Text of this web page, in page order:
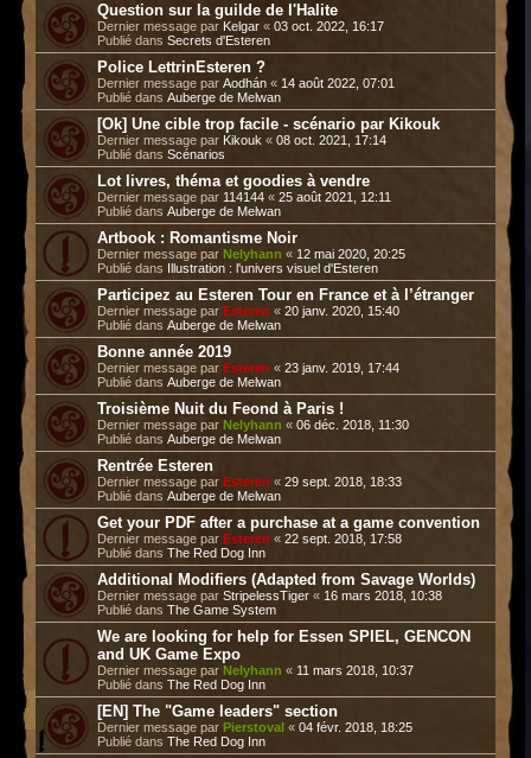
Question sur la guilde de l'Halite
Dernier message par Kelgar « 03 oct. 2022, 16:17
Publié dans Secrets d'Esteren
Police LettrinEsteren ?
Dernier message par Aodhán « 14 août 2022, 07:01
Publié dans Auberge de Melwan
[Ok] Une cible trop facile - scénario par Kikouk
Dernier message par Kikouk « 08 oct. 2021, 17:14
Publié dans Scénarios
Lot livres, théma et goodies à vendre
Dernier message par 114144 « 25 août 2021, 12:11
Publié dans Auberge de Melwan
Artbook : Romantisme Noir
Dernier message par Nelyhann « 12 mai 2020, 20:25
Publié dans
Illustration : l'univers visuel d'Esteren
Participez au Esteren Tour en France et à l’étranger
Dernier message par Esteren « 20 janv. 2020, 15:40
Publié dans Auberge de Melwan
Bonne année 2019
Dernier message par Esteren « 23 janv. 2019, 17:44
Publié dans Auberge de Melwan
Troisième Nuit du Feond à Paris !
Dernier message par Nelyhann « 06 déc. 2018, 11:30
Publié dans Auberge de Melwan
Rentrée Esteren
Dernier message par Esteren « 29 sept. 2018, 18:33
Publié dans Auberge de Melwan
Get your PDF after a purchase at a game convention
Dernier message par Esteren « 22 sept. 2018, 17:58
Publié dans The Red Dog Inn
Additional Modifiers (Adapted from Savage Worlds)
Dernier message par StripelessTiger « 16 mars 2018, 10:38
Publié dans The Game System
We are looking for help for Essen SPIEL, GENCON
and UK Game Expo
Dernier message par Nelyhann « 11 mars 2018, 10:37
Publié dans The Red Dog Inn
[EN] The "Game leaders" section
Dernier message par Pierstoval « 04 févr. 2018, 18:25
Publié dans The Red Dog Inn